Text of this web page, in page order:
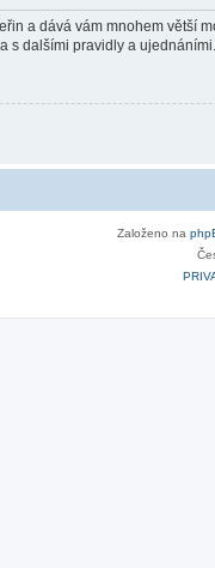
a dává vám mnohem větší
dalšími pravidly a
Založeno na